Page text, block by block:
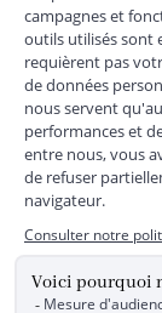
Les données
du traitement,
création de
de votre
adhésion au
Règlement
protection des
rectification,
limitation aux
Vous pouvez